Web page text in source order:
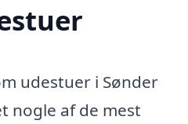
udestuer i Sønder
nogle af de mest